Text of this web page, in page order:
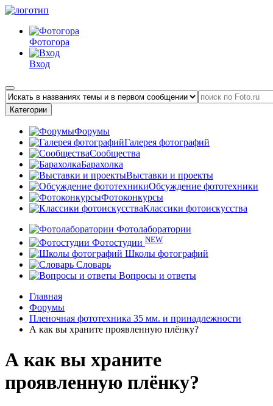
Фотогора
Вход
Категории
Форумы
Галерея фотографий
Сообщества
Барахолка
Выставки и проекты
Обсуждение фототехники
Фотоконкурсы
Классики фотоискусства
Фотолаборатории
Фотостудии NEW
Школы фотографий
Словарь
Вопросы и ответы
Главная
Форумы
Пленочная фототехника 35 мм. и принадлежности
А как вы храните проявленную плёнку?
А как вы храните
проявленную плёнку?